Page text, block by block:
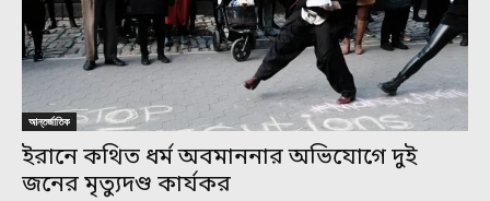
আন্তর্জাতিক
ইরানে কথিত ধর্ম অবমাননার অভিযোগে দুই
জনের মৃত্যুদণ্ড কার্যকর